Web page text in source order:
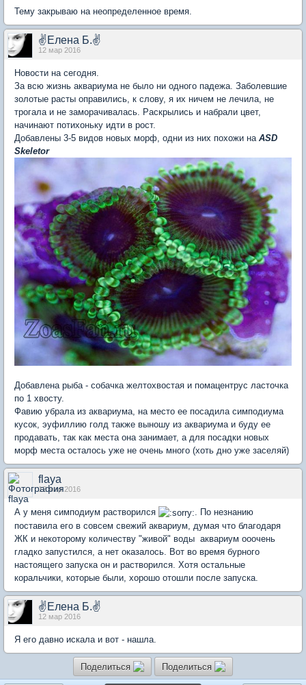
Тему закрываю на неопределенное время.
✌Елена Б.✌
12 мар 2016
Новости на сегодня.
За всю жизнь аквариума не было ни одного падежа. Заболевшие
золотые расты оправились, к слову, я их ничем не лечила, не
трогала и не заморачивалась. Раскрылись и набрали цвет,
начинают потихоньку идти в рост.
Добавлены 3-5 видов новых морф, одни из них похожи на ASD
Skeletor
Добавлена рыба - собачка желтохвостая и помацентрус ласточка
по 1 хвосту.
Фавию убрала из аквариума, на место ее посадила симподиума
кусок, эуфиллию голд также выношу из аквариума и буду ее
продавать, так как места она занимает, а для посадки новых
морф места осталось уже не очень много (хоть дно уже заселяй)
flaya
12 мар 2016
А у меня симподиум растворился
. По незнанию
поставила его в совсем свежий аквариум, думая что благодаря
ЖК и некоторому количеству "живой" воды аквариум ооочень
гладко запустился, а нет оказалось. Вот во время бурного
настоящего запуска он и растворился. Хотя остальные
коральчики, которые были, хорошо отошли после запуска.
✌Елена Б.✌
12 мар 2016
Я его давно искала и вот - нашла.
Поделиться Поделиться